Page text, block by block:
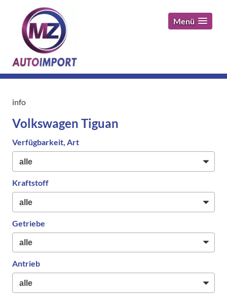
Menü
info
Volkswagen Tiguan
Verfügbarkeit, Art
Kraftstoff
Getriebe
Antrieb